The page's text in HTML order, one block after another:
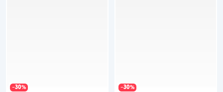
−30% −30%